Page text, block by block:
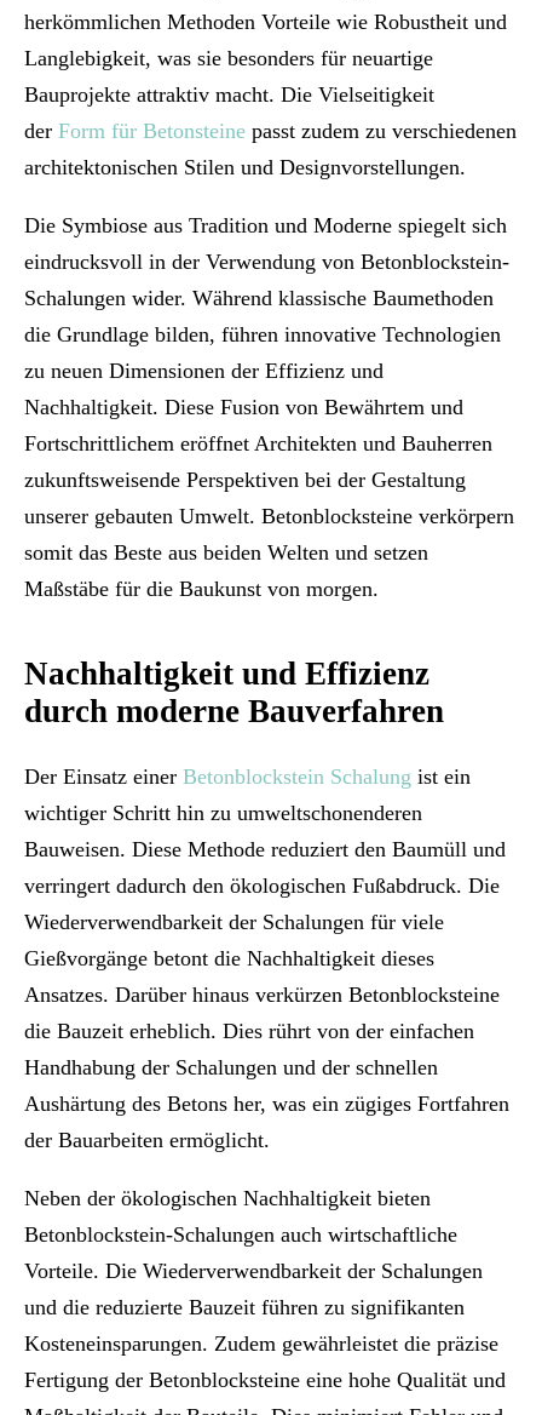
herkömmlichen Methoden Vorteile wie Robustheit und
Langlebigkeit, was sie besonders für neuartige
Bauprojekte attraktiv macht. Die Vielseitigkeit
der Form für Betonsteine passt zudem zu verschiedenen
architektonischen Stilen und Designvorstellungen.
Die Symbiose aus Tradition und Moderne spiegelt sich
eindrucksvoll in der Verwendung von Betonblockstein-
Schalungen wider. Während klassische Baumethoden
die Grundlage bilden, führen innovative Technologien
zu neuen Dimensionen der Effizienz und
Nachhaltigkeit. Diese Fusion von Bewährtem und
Fortschrittlichem eröffnet Architekten und Bauherren
zukunftsweisende Perspektiven bei der Gestaltung
unserer gebauten Umwelt. Betonblocksteine verkörpern
somit das Beste aus beiden Welten und setzen
Maßstäbe für die Baukunst von morgen.
Nachhaltigkeit und Effizienz
durch moderne Bauverfahren
Der Einsatz einer Betonblockstein Schalung ist ein
wichtiger Schritt hin zu umweltschonenderen
Bauweisen. Diese Methode reduziert den Baumüll und
verringert dadurch den ökologischen Fußabdruck. Die
Wiederverwendbarkeit der Schalungen für viele
Gießvorgänge betont die Nachhaltigkeit dieses
Ansatzes. Darüber hinaus verkürzen Betonblocksteine
die Bauzeit erheblich. Dies rührt von der einfachen
Handhabung der Schalungen und der schnellen
Aushärtung des Betons her, was ein zügiges Fortfahren
der Bauarbeiten ermöglicht.
Neben der ökologischen Nachhaltigkeit bieten
Betonblockstein-Schalungen auch wirtschaftliche
Vorteile. Die Wiederverwendbarkeit der Schalungen
und die reduzierte Bauzeit führen zu signifikanten
Kosteneinsparungen. Zudem gewährleistet die präzise
Fertigung der Betonblocksteine eine hohe Qualität und